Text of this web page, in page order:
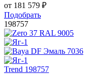
от 181 579 ₽
Подобрать
198757
Trend 198757